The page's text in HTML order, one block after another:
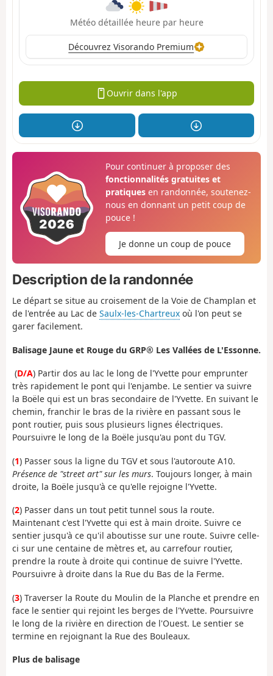
Météo détaillée heure par heure
Découvrez Visorando Premium
Ouvrir dans l'app
Pour continuer à proposer des
fonctionnalités gratuites et
pratiquesen randonnée, soutenez-
nous en donnant un petit coup de
pouce !
Je donne un coup de pouce
Description de la randonnée
Le départ se situe au croisement de la Voie de Champlan et
de l'entrée au Lac de Saulx-les-Chartreux où l'on peut se
garer facilement.
Balisage Jaune et Rouge du GRP® Les Vallées de L'Essonne.
(D/A) Partir dos au lac le long de l'Yvette pour emprunter
très rapidement le pont qui l'enjambe. Le sentier va suivre
la Boële qui est un bras secondaire de l'Yvette. En suivant le
chemin, franchir le bras de la rivière en passant sous le
pont routier, puis sous plusieurs lignes électriques.
Poursuivre le long de la Boële jusqu'au pont du TGV.
(1) Passer sous la ligne du TGV et sous l'autoroute A10.
Présence de "street art" sur les murs. Toujours longer, à main
droite, la Boële jusqu'à ce qu'elle rejoigne l'Yvette.
(2) Passer dans un tout petit tunnel sous la route.
Maintenant c'est l'Yvette qui est à main droite. Suivre ce
sentier jusqu'à ce qu'il aboutisse sur une route. Suivre celle-
ci sur une centaine de mètres et, au carrefour routier,
prendre la route à droite qui continue de suivre l'Yvette.
Poursuivre à droite dans la Rue du Bas de la Ferme.
(3) Traverser la Route du Moulin de la Planche et prendre en
face le sentier qui rejoint les berges de l'Yvette. Poursuivre
le long de la rivière en direction de l'Ouest. Le sentier se
termine en rejoignant la Rue des Bouleaux.
Plus de balisage